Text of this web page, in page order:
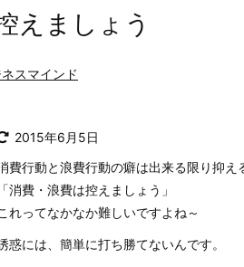
えましょう
スマインド
2015年6月5日
費行動と浪費行動の癖は出来る限り抑
「消費・浪費は控えましょう」
れってなかなか難しいですよね～
惑には、簡単に打ち勝てないんです。